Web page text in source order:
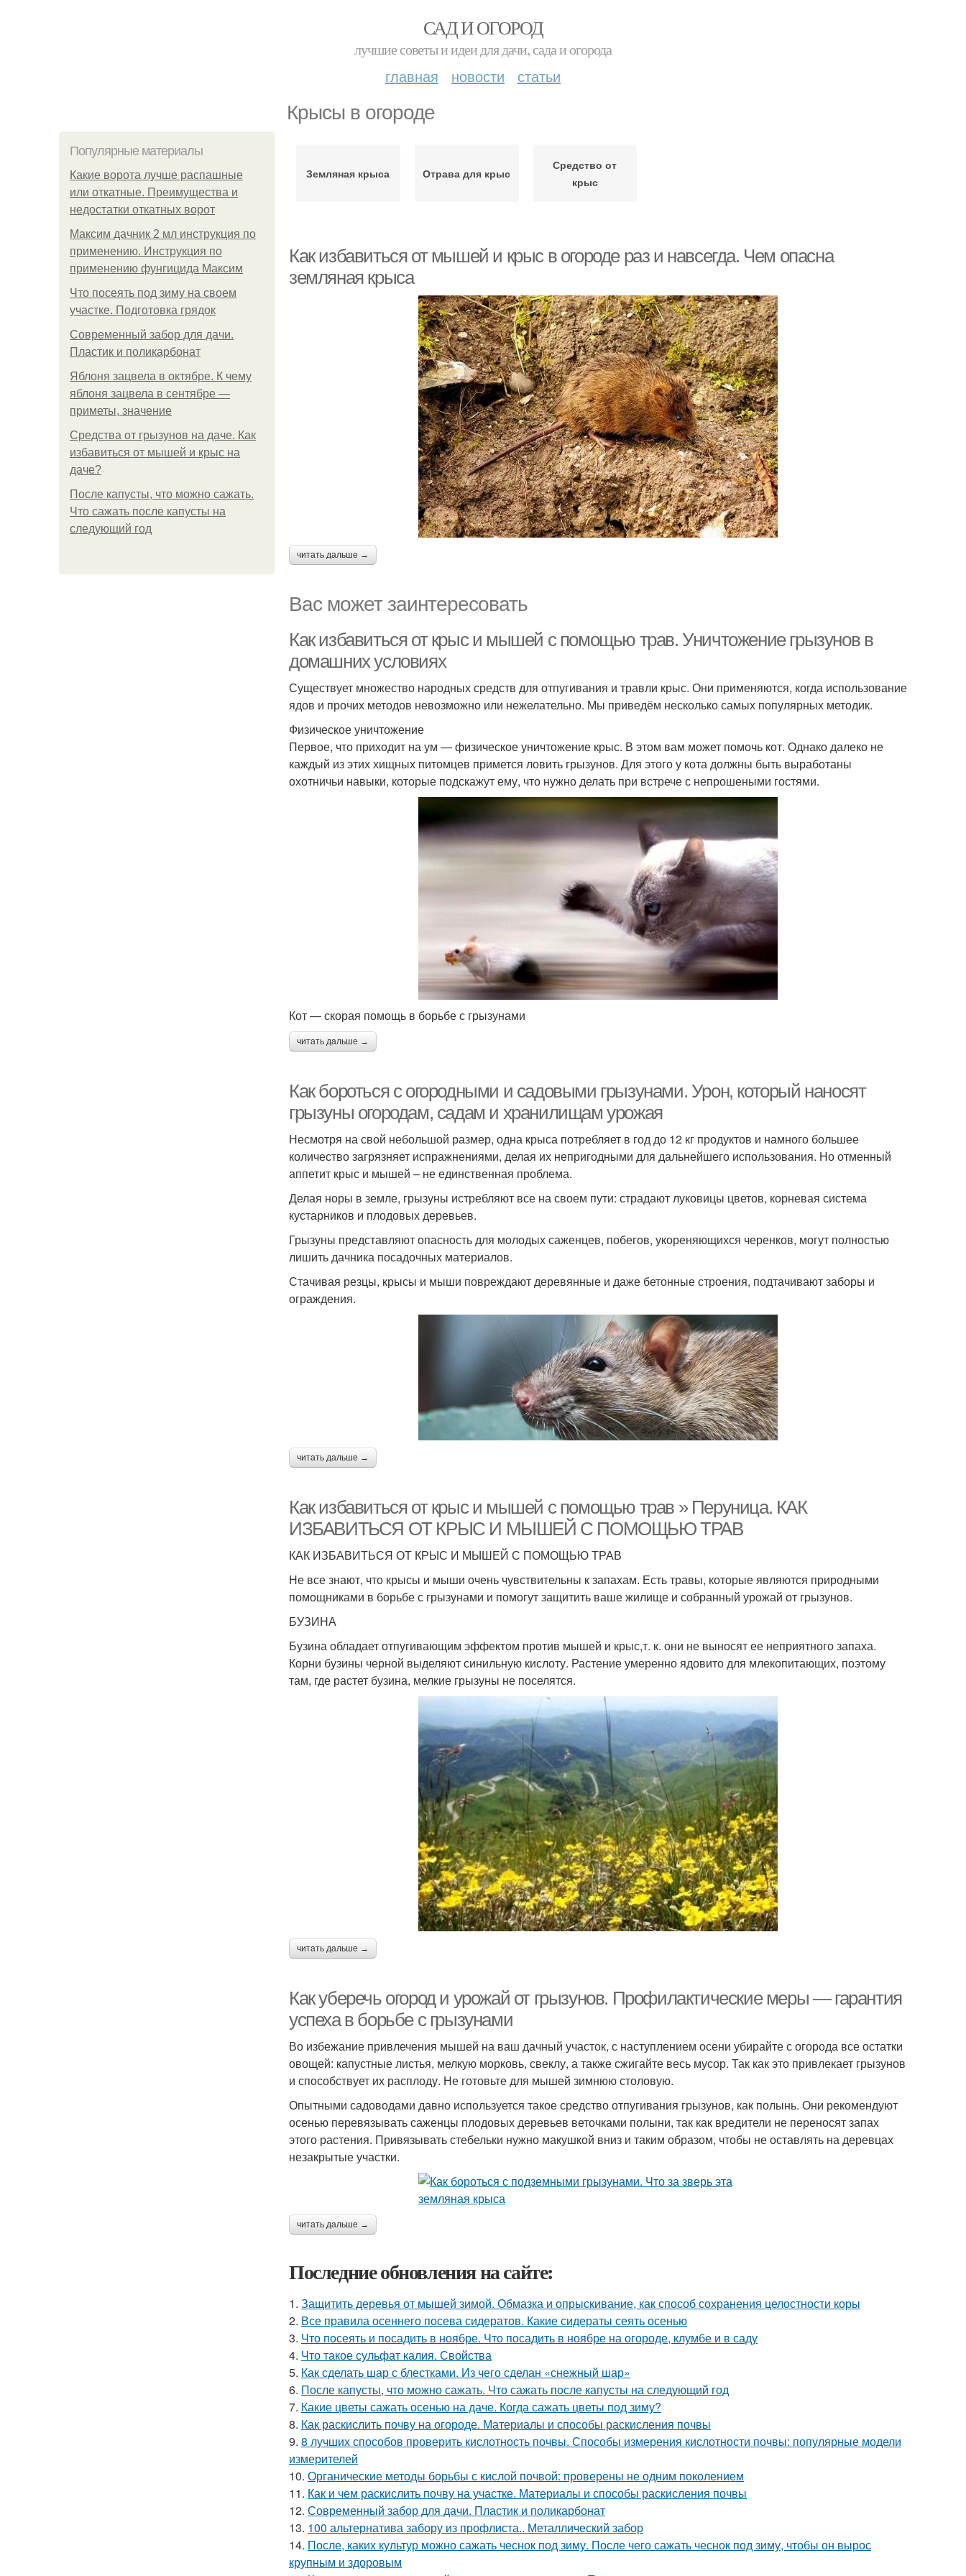
САД И ОГОРОД
лучшие советы и идеи для дачи, сада и огорода
главная новости статьи
Крысы в огороде
Популярные материалы
Какие ворота лучше распашные
или откатные. Преимущества и
недостатки откатных ворот
Максим дачник 2 мл инструкция по
применению. Инструкция по
применению фунгицида Максим
Что посеять под зиму на своем
участке. Подготовка грядок
Современный забор для дачи.
Пластик и поликарбонат
Яблоня зацвела в октябре. К чему
яблоня зацвела в сентябре —
приметы, значение
Средства от грызунов на даче. Как
избавиться от мышей и крыс на
даче?
После капусты, что можно сажать.
Что сажать после капусты на
следующий год
Земляная крыса Отрава для крыс
Средство от
крыс
Как избавиться от мышей и крыс в огороде раз и навсегда. Чем опасна
земляная крыса
читать дальше →
Вас может заинтересовать
Как избавиться от крыс и мышей с помощью трав. Уничтожение грызунов в
домашних условиях
Существует множество народных средств для отпугивания и травли крыс. Они применяются, когда использование
ядов и прочих методов невозможно или нежелательно. Мы приведём несколько самых популярных методик.
Физическое уничтожение
Первое, что приходит на ум — физическое уничтожение крыс. В этом вам может помочь кот. Однако далеко не
каждый из этих хищных питомцев примется ловить грызунов. Для этого у кота должны быть выработаны
охотничьи навыки, которые подскажут ему, что нужно делать при встрече с непрошеными гостями.
Кот — скорая помощь в борьбе с грызунами
читать дальше →
Как бороться с огородными и садовыми грызунами. Урон, который наносят
грызуны огородам, садам и хранилищам урожая
Несмотря на свой небольшой размер, одна крыса потребляет в год до 12 кг продуктов и намного большее
количество загрязняет испражнениями, делая их непригодными для дальнейшего использования. Но отменный
аппетит крыс и мышей – не единственная проблема.
Делая норы в земле, грызуны истребляют все на своем пути: страдают луковицы цветов, корневая система
кустарников и плодовых деревьев.
Грызуны представляют опасность для молодых саженцев, побегов, укореняющихся черенков, могут полностью
лишить дачника посадочных материалов.
Стачивая резцы, крысы и мыши повреждают деревянные и даже бетонные строения, подтачивают заборы и
ограждения.
читать дальше →
Как избавиться от крыс и мышей с помощью трав » Перуница. КАК
ИЗБАВИТЬСЯ ОТ КРЫС И МЫШЕЙ С ПОМОЩЬЮ ТРАВ
КАК ИЗБАВИТЬСЯ ОТ КРЫС И МЫШЕЙ С ПОМОЩЬЮ ТРАВ
Не все знают, что крысы и мыши очень чувствительны к запахам. Есть травы, которые являются природными
помощниками в борьбе с грызунами и помогут защитить ваше жилище и собранный урожай от грызунов.
БУЗИНА
Бузина обладает отпугивающим эффектом против мышей и крыс,т. к. они не выносят ее неприятного запаха.
Корни бузины черной выделяют синильную кислоту. Растение умеренно ядовито для млекопитающих, поэтому
там, где растет бузина, мелкие грызуны не поселятся.
читать дальше →
Как уберечь огород и урожай от грызунов. Профилактические меры — гарантия
успеха в борьбе с грызунами
Во избежание привлечения мышей на ваш дачный участок, с наступлением осени убирайте с огорода все остатки
овощей: капустные листья, мелкую морковь, свеклу, а также сжигайте весь мусор. Так как это привлекает грызунов
и способствует их расплоду. Не готовьте для мышей зимнюю столовую.
Опытными садоводами давно используется такое средство отпугивания грызунов, как полынь. Они рекомендуют
осенью перевязывать саженцы плодовых деревьев веточками полыни, так как вредители не переносят запах
этого растения. Привязывать стебельки нужно макушкой вниз и таким образом, чтобы не оставлять на деревцах
незакрытые участки.
читать дальше →
Последние обновления на сайте:
1. Защитить деревья от мышей зимой. Обмазка и опрыскивание, как способ сохранения целостности коры
2. Все правила осеннего посева сидератов. Какие сидераты сеять осенью
3. Что посеять и посадить в ноябре. Что посадить в ноябре на огороде, клумбе и в саду
4. Что такое сульфат калия. Свойства
5. Как сделать шар с блестками. Из чего сделан «снежный шар»
6. После капусты, что можно сажать. Что сажать после капусты на следующий год
7. Какие цветы сажать осенью на даче. Когда сажать цветы под зиму?
8. Как раскислить почву на огороде. Материалы и способы раскисления почвы
9. 8 лучших способов проверить кислотность почвы. Способы измерения кислотности почвы: популярные модели
измерителей
10. Органические методы борьбы с кислой почвой: проверены не одним поколением
11. Как и чем раскислить почву на участке. Материалы и способы раскисления почвы
12. Современный забор для дачи. Пластик и поликарбонат
13. 100 альтернатива забору из профлиста.. Металлический забор
14. После, каких культур можно сажать чеснок под зиму. После чего сажать чеснок под зиму, чтобы он вырос
крупным и здоровым